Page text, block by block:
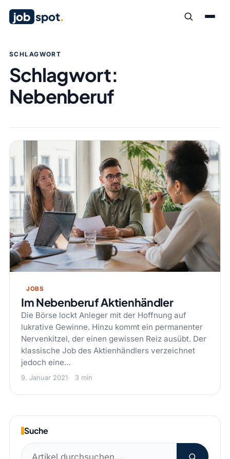
job spot.
SCHLAGWORT
Schlagwort:
Nebenberuf
JOBS
Im Nebenberuf Aktienhändler
Die Börse lockt Anleger mit der Hoffnung auf
lukrative Gewinne. Hinzu kommt ein permanenter
Nervenkitzel, der einen gewissen Reiz ausübt. Der
klassische Job des Aktienhändlers verzeichnet
jedoch eine…
9. Januar 2021 3 min
Suche
Suchen